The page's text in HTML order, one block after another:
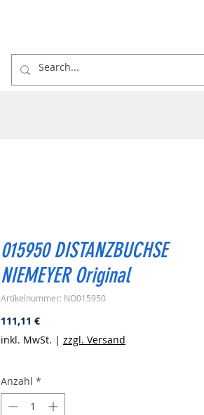
015950 DISTANZBUCHSE
NIEMEYER Original
Artikelnummer: NO015950
111,11 €Preis
inkl. MwSt. | zzgl. Versand
Anzahl *